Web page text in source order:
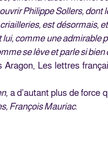
Philippe Sollers, dont
est désormais,
comme une admirable
se lève et parle si
Aragon, Les lettres
a d’autant plus de force
François Mauriac.